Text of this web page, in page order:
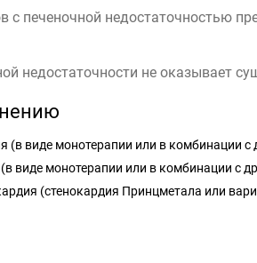
с печеночной недостаточностью
недостаточности не оказывает
(в виде монотерапии или в комбинации
виде монотерапии или в комбинации с
(стенокардия Принцметала или